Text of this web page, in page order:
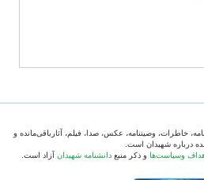
خاطرات، وصیتنامه، عکس، صدا، فیلم، آثارباقی‌مانده و
درباره شهیدان است.
وسیاست‌ها و ذکر منبع دانشنامه شهیدان آزاد است.